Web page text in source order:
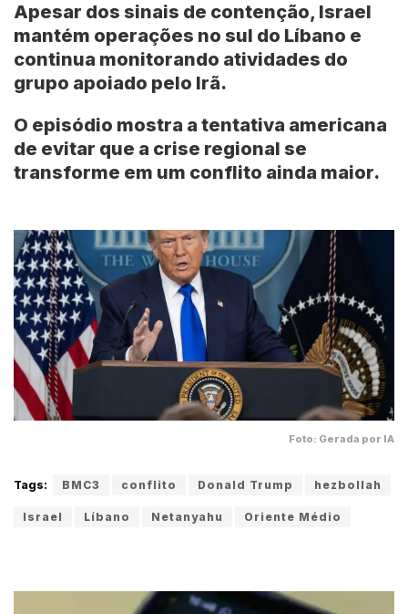
Apesar dos sinais de contenção, Israel
mantém operações no sul do Líbano e
continua monitorando atividades do
grupo apoiado pelo Irã.
O episódio mostra a tentativa americana
de evitar que a crise regional se
transforme em um conflito ainda maior.
Foto: Gerada por IA
Tags: BMC3 conflito Donald Trump hezbollah
Israel Líbano Netanyahu Oriente Médio